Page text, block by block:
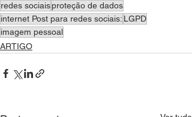
redes sociaisproteção de dados
internet Post para redes sociais: LGPD
imagem pessoal
ARTIGO